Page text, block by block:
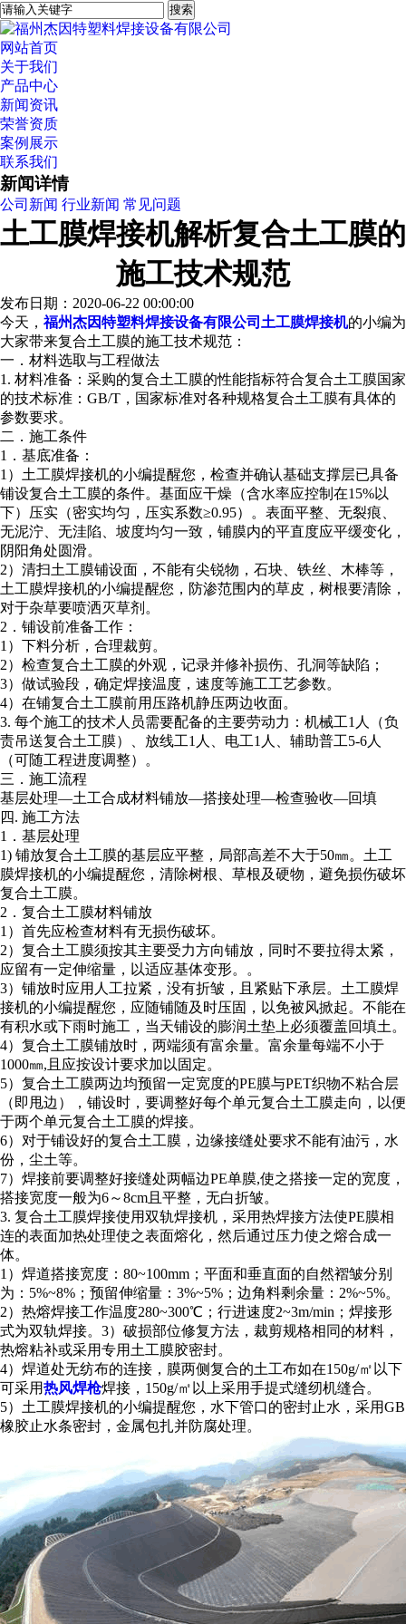
网站首页
关于我们
产品中心
新闻资讯
荣誉资质
案例展示
联系我们
新闻详情
公司新闻 行业新闻 常见问题
土工膜焊接机解析复合土工膜的
施工技术规范
发布日期：2020-06-22 00:00:00
今天，福州杰因特塑料焊接设备有限公司 土工膜焊接机的小编为
大家带来复合土工膜的施工技术规范：
一．材料选取与工程做法
1. 材料准备：采购的复合土工膜的性能指标符合复合土工膜国家
的技术标准：GB/T，国家标准对各种规格复合土工膜有具体的
参数要求。
二．施工条件
1．基底准备：
1） 土工膜焊接机的小编提醒您， 检查并确认基础支撑层已具备
铺设复合土工膜的条件。基面应干燥（含水率应控制在15%以
下）压实（密实均匀，压实系数≥0.95）。表面平整、无裂痕、
无泥泞、无洼陷、坡度均匀一致，铺膜内的平直度应平缓变化，
阴阳角处圆滑。
2）清扫土工膜铺设面，不能有尖锐物，石块、铁丝、木棒等，
土工膜焊接机的小编提醒您， 防渗范围内的草皮，树根要清除，
对于杂草要喷洒灭草剂。
2．铺设前准备工作：
1）下料分析，合理裁剪。
2）检查复合土工膜的外观，记录并修补损伤、孔洞等缺陷；
3）做试验段，确定焊接温度，速度等施工工艺参数。
4）在铺复合土工膜前用压路机静压两边收面。
3. 每个施工的技术人员需要配备的主要劳动力：机械工1人（负
责吊送复合土工膜）、放线工1人、电工1人、辅助普工5-6人
（可随工程进度调整）。
三．施工流程
基层处理—土工合成材料铺放—搭接处理—检查验收—回填
四. 施工方法
1．基层处理
1) 铺放复合土工膜的基层应平整，局部高差不大于50㎜。 土工
膜焊接机的小编提醒您， 清除树根、草根及硬物，避免损伤破坏
复合土工膜。
2．复合土工膜材料铺放
1）首先应检查材料有无损伤破坏。
2）复合土工膜须按其主要受力方向铺放，同时不要拉得太紧，
应留有一定伸缩量，以适应基体变形。。
3）铺放时应用人工拉紧，没有折皱，且紧贴下承层。 土工膜焊
接机的小编提醒您， 应随铺随及时压固，以免被风掀起。不能在
有积水或下雨时施工，当天铺设的膨润土垫上必须覆盖回填土。
4）复合土工膜铺放时，两端须有富余量。富余量每端不小于
1000㎜,且应按设计要求加以固定。
5）复合土工膜两边均预留一定宽度的PE膜与PET织物不粘合层
（即甩边），铺设时，要调整好每个单元复合土工膜走向，以便
于两个单元复合土工膜的焊接。
6）对于铺设好的复合土工膜，边缘接缝处要求不能有油污，水
份，尘土等。
7）焊接前要调整好接缝处两幅边PE单膜,使之搭接一定的宽度，
搭接宽度一般为6～8cm且平整，无白折皱。
3. 复合土工膜焊接使用双轨焊接机，采用热焊接方法使PE膜相
连的表面加热处理使之表面熔化，然后通过压力使之熔合成一
体。
1）焊道搭接宽度：80~100mm；平面和垂直面的自然褶皱分别
为：5%~8%；预留伸缩量：3%~5%；边角料剩余量：2%~5%。
2）热熔焊接工作温度280~300℃；行进速度2~3m/min；焊接形
式为双轨焊接。3）破损部位修复方法，裁剪规格相同的材料，
热熔粘补或采用专用土工膜胶密封。
4）焊道处无纺布的连接，膜两侧复合的土工布如在150g/㎡以下
可采用热风焊枪焊接，150g/㎡以上采用手提式缝纫机缝合。
5） 土工膜焊接机的小编提醒您， 水下管口的密封止水，采用GB
橡胶止水条密封，金属包扎并防腐处理。